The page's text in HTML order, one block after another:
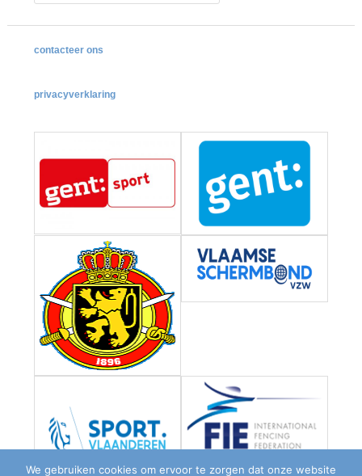
contacteer ons
privacyverklaring
We gebruiken cookies om ervoor te zorgen dat onze website